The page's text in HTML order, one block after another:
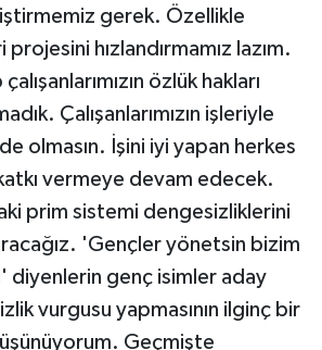
gerek. Özellikle
hızlandırmamız lazım.
özlük hakları
Çalışanlarımızın işleriyle
olmasın. İşini iyi yapan herkes
vermeye devam edecek.
prim sistemi dengesizliklerini
'Gençler yönetsin bizim
diyenlerin genç isimler aday
vurgusu yapmasının ilginç bir
Geçmişte